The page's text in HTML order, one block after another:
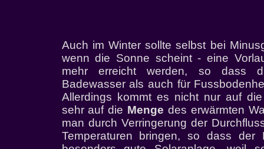
Auch im Winter sollte selbst bei
wenn die Sonne scheint - eine
mehr erreicht werden, so dass
Badewasser als auch für
Allerdings kommt es nicht nur auf
sehr auf die Menge des erwärmten
man durch Verringerung der
Temperaturen bringen, so dass